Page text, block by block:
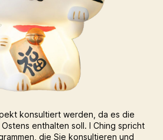
konsultiert werden, da es die
enthalten soll. I Ching spricht
die Sie konsultieren und